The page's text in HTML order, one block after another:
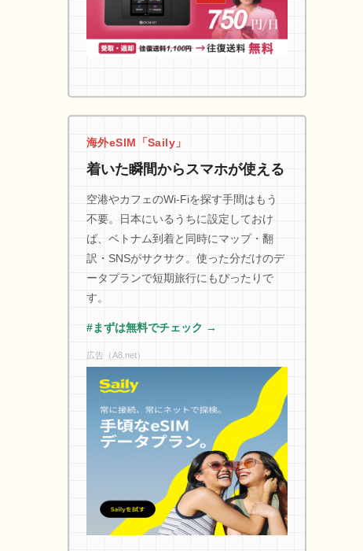
海外eSIM「Saily」
着いた瞬間からスマホが使える
空港やカフェのWi-Fiを探す手間はもう
不要。日本にいるうちに設定しておけ
ば、ベトナム到着と同時にマップ・翻
訳・SNSがサクサク。使った分だけのデ
ータプランで短期旅行にもぴったりで
す。
#まずは無料でチェック →
広告（A8.net）